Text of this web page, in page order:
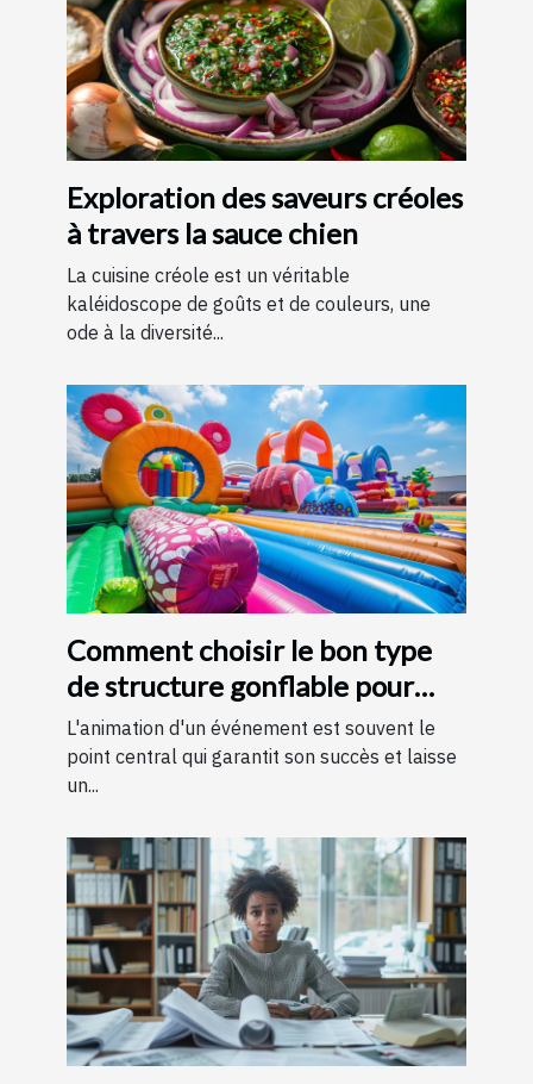
Exploration des saveurs créoles
à travers la sauce chien
La cuisine créole est un véritable
kaléidoscope de goûts et de couleurs, une
ode à la diversité...
Comment choisir le bon type
de structure gonflable pour
votre événement
L'animation d'un événement est souvent le
point central qui garantit son succès et laisse
un...